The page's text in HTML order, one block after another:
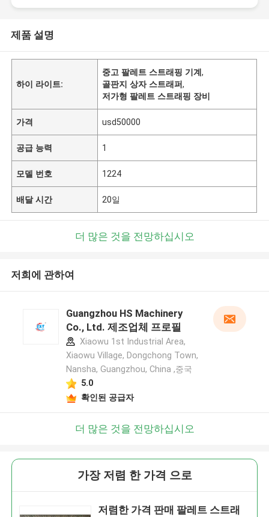
제품 설명
하이 라이트:
중고 팔레트 스트래핑 기계,
골판지 상자 스트래퍼,
저가형 팔레트 스트래핑 장비
가격 usd50000
공급 능력 1
모델 번호 1224
배달 시간 20일
더 많은 것을 전망하십시오
저희에 관하여
Guangzhou HS Machinery
Co., Ltd. 제조업체 프로필
Xiaowu 1st Industrial Area,
Xiaowu Village, Dongchong Town,
Nansha, Guangzhou, China ,중국
5.0
확인된 공급자
더 많은 것을 전망하십시오
가장 저렴 한 가격 으로
저렴한 가격 판매 팔레트 스트래